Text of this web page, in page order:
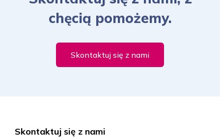
chęcią pomożemy.
Skontaktuj się z nami
Skontaktuj się z nami